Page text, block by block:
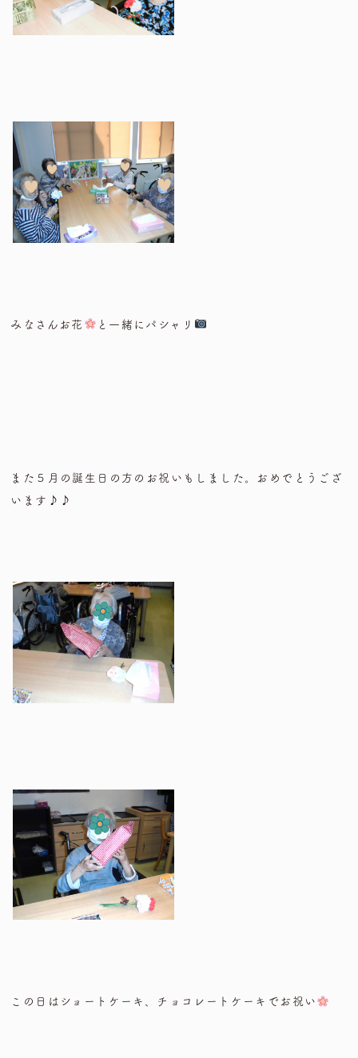
みなさんお花 と一緒にパシャリ
また５月の誕生日の方のお祝いもしました。おめでとうござ
います♪♪
この日はショートケーキ、チョコレートケーキでお祝い